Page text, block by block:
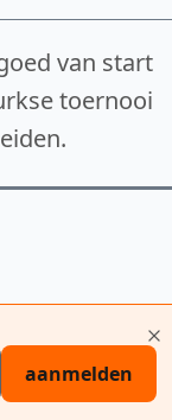
van start
toernooi
aanmelden